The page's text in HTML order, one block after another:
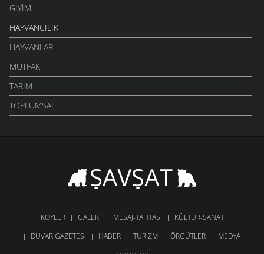
GIYIM
HAYVANCILIK
HAYVANLAR
MUTFAK
TARIM
TOPLUMSAL
KÖYLER GALERI MESAJ-TAHTASI
KÜLTÜR-SANAT
DUVAR GAZETESI
HABER TURIZM ÖRGÜTLER MEDYA